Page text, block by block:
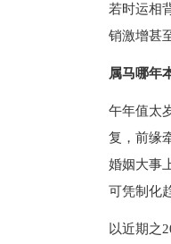
若时运相
销激增甚
属马哪年
午年值太
复，前缘
婚姻大事
可凭制化
以近期之